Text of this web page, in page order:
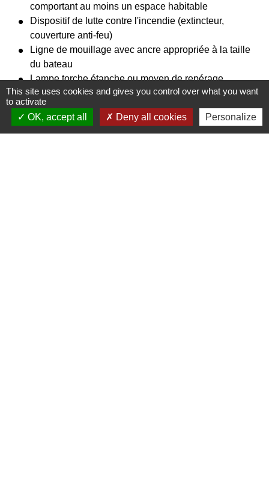
comportant au moins un espace habitable
Dispositif de lutte contre l'incendie (extincteur,
couverture anti-feu)
Ligne de mouillage avec ancre appropriée à la taille
du bateau
Lampe torche étanche ou moyen de repérage
lumineux individuel porté en permanence par
chaque personne embarquée
This site uses cookies and gives you control over what you want
to activate
OK, accept all
Deny all cookies Personalize